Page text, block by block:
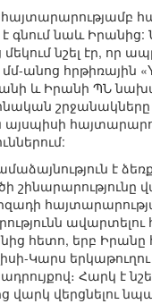
է գնում նաև
նշել էր, որ
անոց հրթիռային
և Իրանի ՊՆ
է
հետո, երբ
Կարս
Հարկ է
վարկ վերցնելու